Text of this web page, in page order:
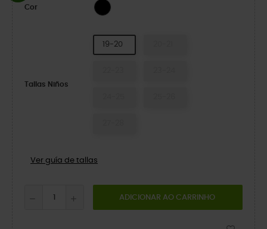
Cor Multi
Tallas Niños
19-20
Ver guía de tallas
ADICIONAR AO CARRINHO